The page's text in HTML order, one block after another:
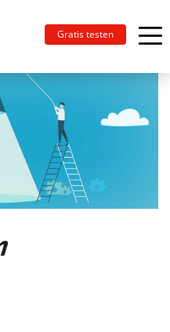
Gratis testen